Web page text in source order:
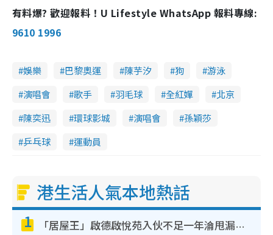
有料爆? 歡迎報料！U Lifestyle WhatsApp 報料專線:
9610 1996
娛樂 巴黎奧運 陳芋汐 狗
游泳
演唱會
歌手 羽毛球 全紅嬋
北京
陳奕迅
環球影城 演唱會
孫穎莎
乒乓球
運動員
港生活人氣本地熱話
1 「居屋王」啟德啟悅苑入伙不足一年淪甩漏之王！插頭噴火花致大停電 多戶業主全屋家電報銷